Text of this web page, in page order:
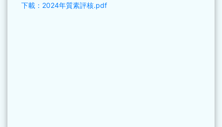
下載：2024年質素評核.pdf